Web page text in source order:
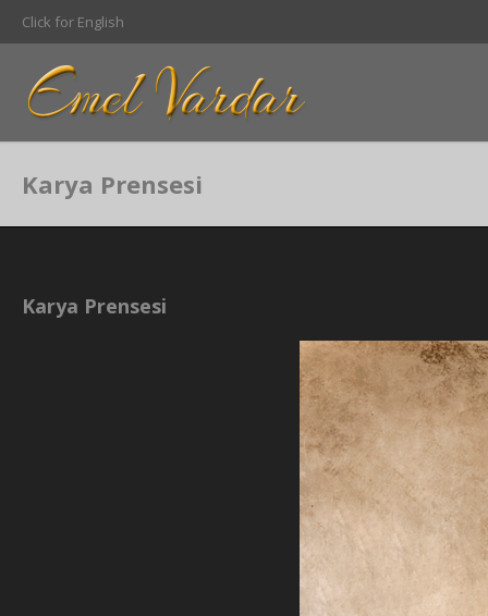
Click for English
Karya Prensesi
Karya Prensesi